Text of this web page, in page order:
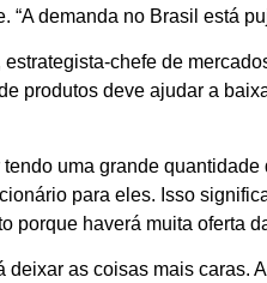
“A demanda no Brasil está
estrategista-chefe de
produtos deve ajudar a
tendo uma grande
para eles. Isso
porque haverá muita oferta
deixar as coisas mais caras.